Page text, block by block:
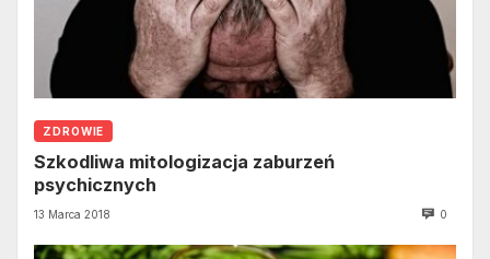
ZDROWIE
Szkodliwa mitologizacja zaburzeń
psychicznych
13 Marca 2018 0